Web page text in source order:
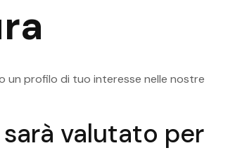
Posizioni Aperte Val Di Non
un profilo di tuo interesse nelle nostre
valutato per